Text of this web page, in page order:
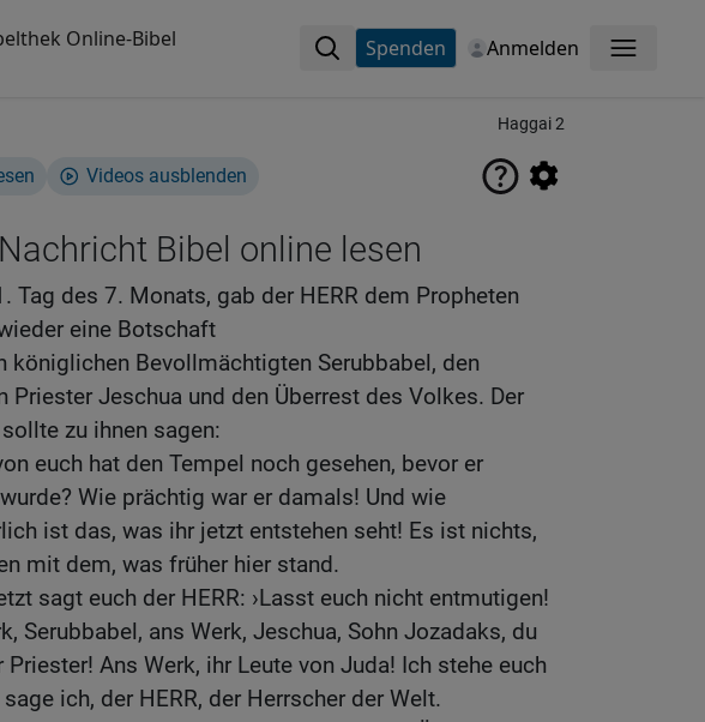
Online-Bibel Spenden Anmelden Menü
Haggai 2
Videos ausblenden
Bibel online lesen
Tag des 7. Monats, gab der HERR dem Propheten
eine Botschaft
königlichen Bevollmächtigten Serubbabel, den
Priester Jeschua und den Überrest des Volkes. Der
zu ihnen sagen:
euch hat den Tempel noch gesehen, bevor er
Wie prächtig war er damals! Und wie
ist das, was ihr jetzt entstehen seht! Es ist nichts,
mit dem, was früher hier stand.
sagt euch der HERR: ›Lasst euch nicht entmutigen!
Serubbabel, ans Werk, Jeschua, Sohn Jozadaks, du
Priester! Ans Werk, ihr Leute von Juda! Ich stehe euch
ich, der HERR, der Herrscher der Welt.